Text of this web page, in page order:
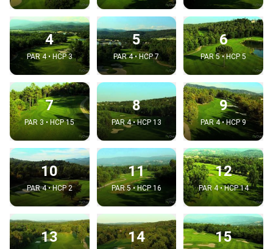
4
PAR 4 • HCP 3
5
PAR 4 • HCP 7
6
PAR 5 • HCP 5
7
PAR 3 • HCP 15
8
PAR 4 • HCP 13
9
PAR 4 • HCP 9
10
PAR 4 • HCP 2
11
PAR 5 • HCP 16
12
PAR 4 • HCP 14
13 14 15